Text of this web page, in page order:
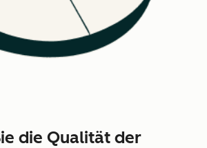
die Qualität der